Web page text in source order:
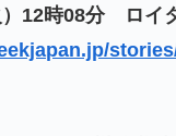
）12時08分 ロイ